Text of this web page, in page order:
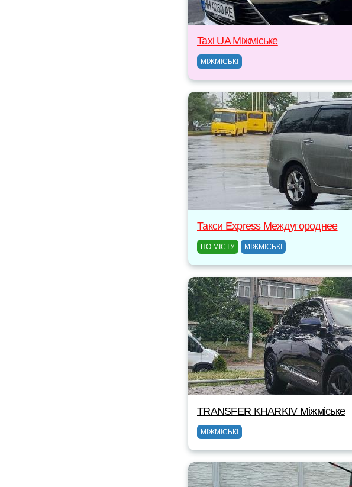
Taxi UA Міжміське
МІЖМІСЬКІ
Такси Express Междугороднее
ПО МІСТУ МІЖМІСЬКІ
TRANSFER KHARKIV Міжміське
МІЖМІСЬКІ